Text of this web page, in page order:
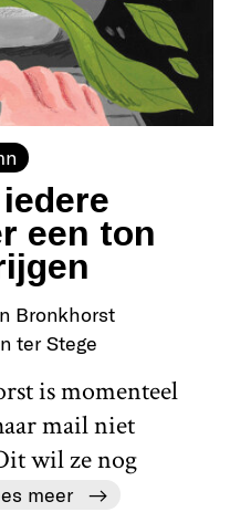
een ton
Bronkhorst
ter Stege
is momenteel
mail niet
wil ze nog
meer